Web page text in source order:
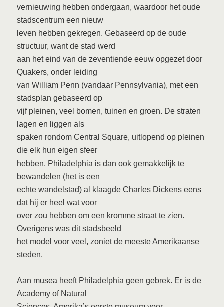
vernieuwing hebben ondergaan, waardoor het oude
stadscentrum een nieuw
leven hebben gekregen. Gebaseerd op de oude
structuur, want de stad werd
aan het eind van de zeventiende eeuw opgezet door
Quakers, onder leiding
van William Penn (vandaar Pennsylvania), met een
stadsplan gebaseerd op
vijf pleinen, veel bomen, tuinen en groen. De straten
lagen en liggen als
spaken rondom Central Square, uitlopend op pleinen
die elk hun eigen sfeer
hebben. Philadelphia is dan ook gemakkelijk te
bewandelen (het is een
echte wandelstad) al klaagde Charles Dickens eens
dat hij er heel wat voor
over zou hebben om een kromme straat te zien.
Overigens was dit stadsbeeld
het model voor veel, zoniet de meeste Amerikaanse
steden.
Aan musea heeft Philadelphia geen gebrek. Er is de
Academy of Natural